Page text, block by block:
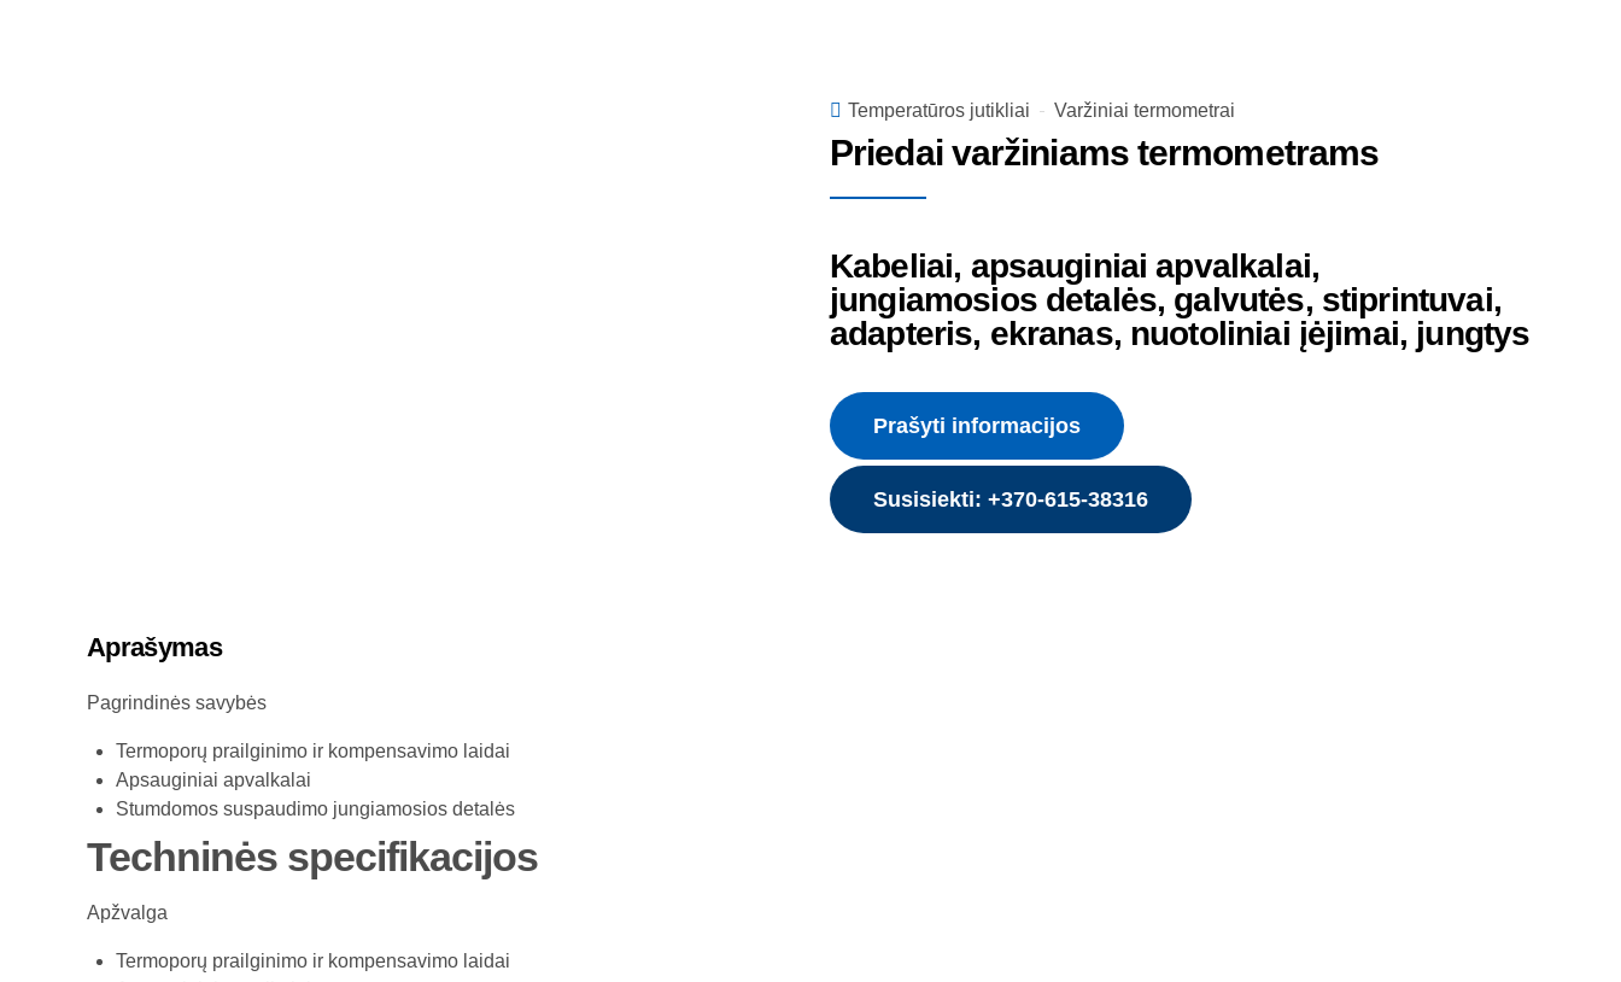
Temperatūros jutikliai Varžiniai termometrai
Priedai varžiniams termometrams
Kabeliai, apsauginiai apvalkalai,
jungiamosios detalės, galvutės, stiprintuvai,
adapteris, ekranas, nuotoliniai įėjimai, jungtys
Prašyti informacijos
Susisiekti: +370-615-38316
Aprašymas
Pagrindinės savybės
Termoporų prailginimo ir kompensavimo laidai
Apsauginiai apvalkalai
Stumdomos suspaudimo jungiamosios detalės
Techninės specifikacijos
Apžvalga
Termoporų prailginimo ir kompensavimo laidai